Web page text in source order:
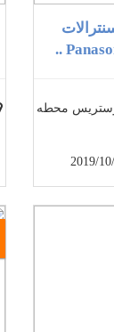
سيزوستريس محطه